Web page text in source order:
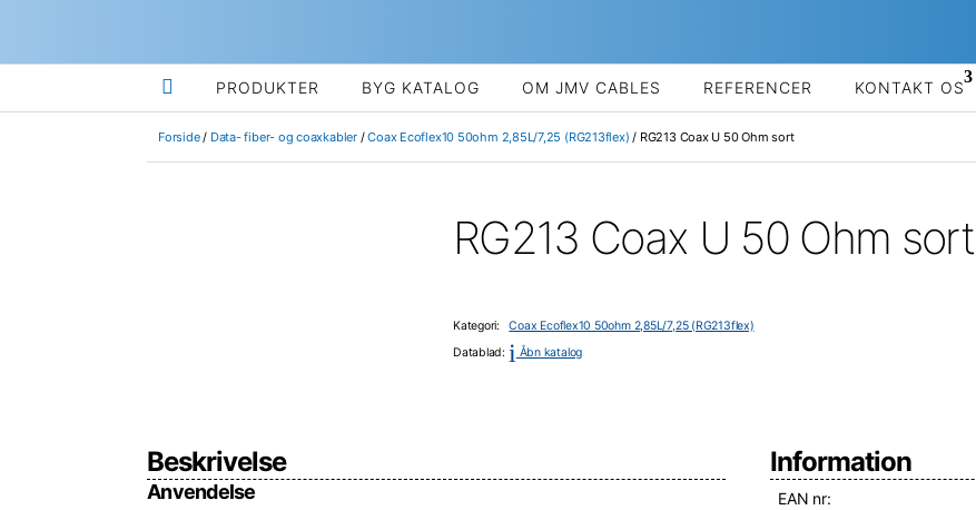
 PRODUKTER BYG KATALOG OM JMV CABLES REFERENCER KONTAKT OS
Forside/ Data- fiber- og coaxkabler/Coax Ecoflex10 50ohm 2,85L/7,25 (RG213flex) / RG213 Coax U 50 Ohm sort
RG213 Coax U 50 Ohm sort
Kategori:Coax Ecoflex10 50ohm 2,85L/7,25 (RG213flex)
Datablad: i Åbn katalog
Information
EAN nr:
Beskrivelse
Anvendelse